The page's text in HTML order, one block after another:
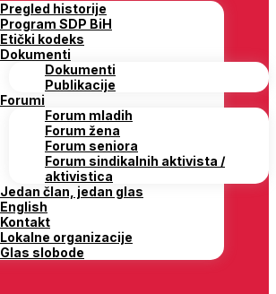
Pregled historije
Program SDP BiH
Etički kodeks
Dokumenti
Dokumenti
Publikacije
Forumi
Forum mladih
Forum žena
Forum seniora
Forum sindikalnih aktivista /
aktivistica
Jedan član, jedan glas
English
Kontakt
Lokalne organizacije
Glas slobode